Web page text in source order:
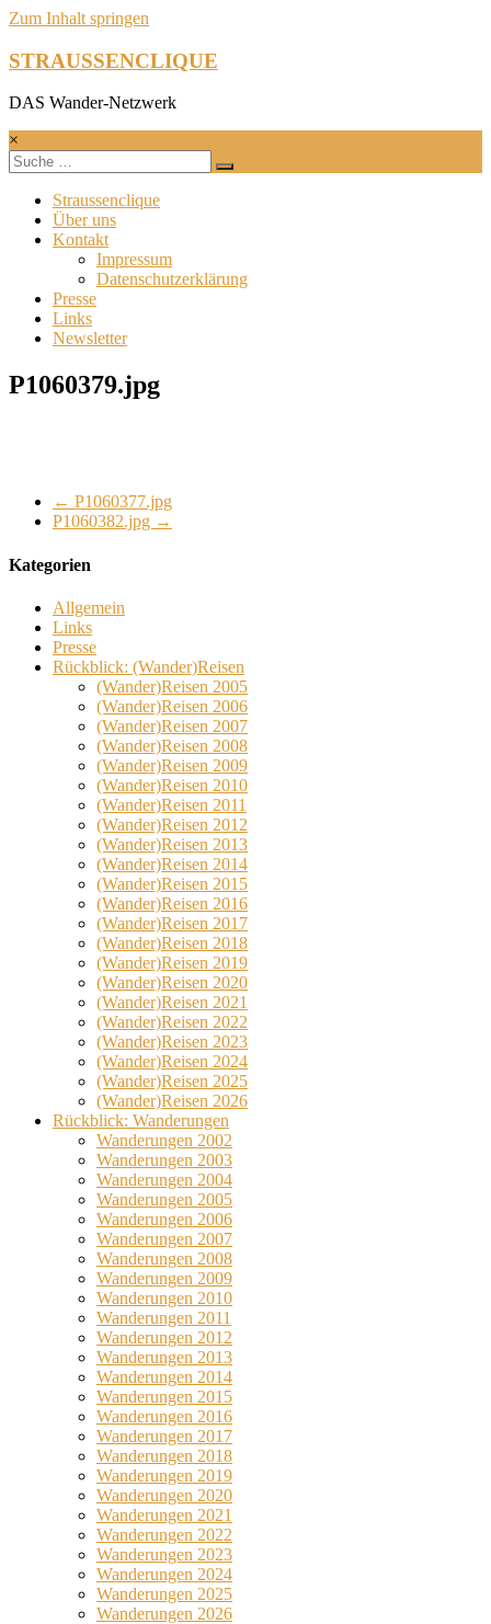
Zum Inhalt springen
STRAUSSENCLIQUE
DAS Wander-Netzwerk
×
Straussenclique
Über uns
Kontakt
Impressum
Datenschutzerklärung
Presse
Links
Newsletter
P1060379.jpg
← P1060377.jpg
P1060382.jpg →
Kategorien
Allgemein
Links
Presse
Rückblick: (Wander)Reisen
(Wander)Reisen 2005
(Wander)Reisen 2006
(Wander)Reisen 2007
(Wander)Reisen 2008
(Wander)Reisen 2009
(Wander)Reisen 2010
(Wander)Reisen 2011
(Wander)Reisen 2012
(Wander)Reisen 2013
(Wander)Reisen 2014
(Wander)Reisen 2015
(Wander)Reisen 2016
(Wander)Reisen 2017
(Wander)Reisen 2018
(Wander)Reisen 2019
(Wander)Reisen 2020
(Wander)Reisen 2021
(Wander)Reisen 2022
(Wander)Reisen 2023
(Wander)Reisen 2024
(Wander)Reisen 2025
(Wander)Reisen 2026
Rückblick: Wanderungen
Wanderungen 2002
Wanderungen 2003
Wanderungen 2004
Wanderungen 2005
Wanderungen 2006
Wanderungen 2007
Wanderungen 2008
Wanderungen 2009
Wanderungen 2010
Wanderungen 2011
Wanderungen 2012
Wanderungen 2013
Wanderungen 2014
Wanderungen 2015
Wanderungen 2016
Wanderungen 2017
Wanderungen 2018
Wanderungen 2019
Wanderungen 2020
Wanderungen 2021
Wanderungen 2022
Wanderungen 2023
Wanderungen 2024
Wanderungen 2025
Wanderungen 2026